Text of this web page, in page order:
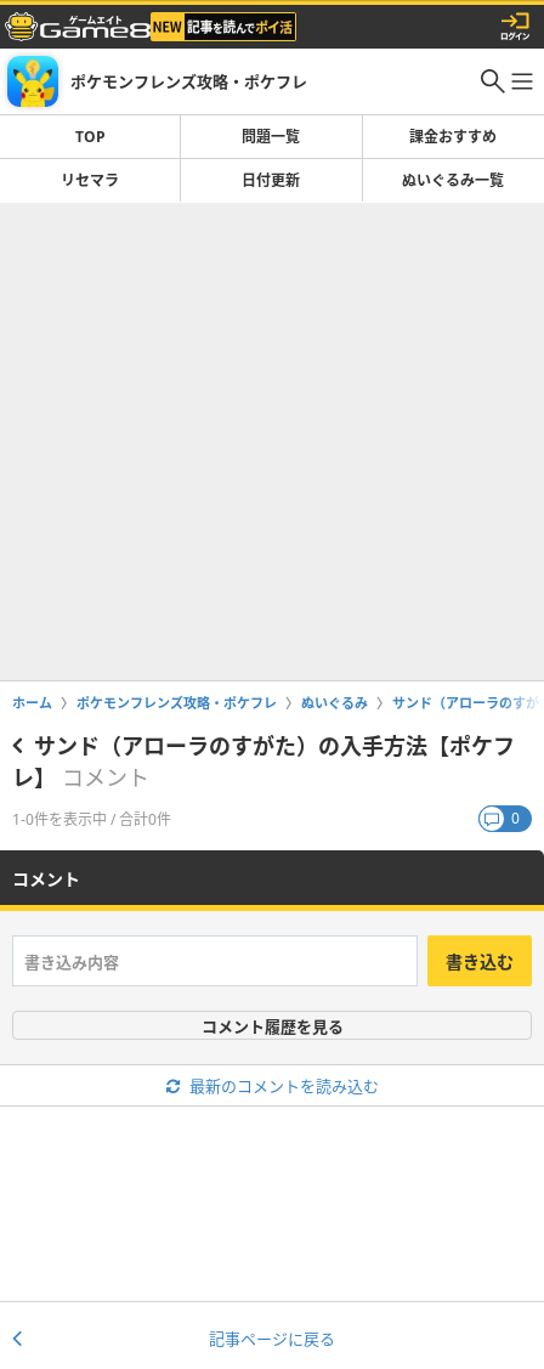
ポケモンフレンズ攻略・ポケフレ
TOP 問題一覧 課金おすすめ
リセマラ 日付更新 ぬいぐるみ一覧
ホーム ポケモンフレンズ攻略・ポケフレ ぬいぐるみ サンド（アローラのす
サンド（アローラのすがた）の入手方法【ポケフ
レ】
コメント
1-0件を表示中 / 合計0件 0
コメント
書き込む
コメント履歴を見る
最新のコメントを読み込む
記事ページに戻る